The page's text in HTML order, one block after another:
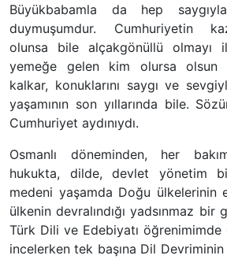
Büyükbabamla da hep
duymuşumdur. Cumhuriyetin
olunsa bile alçakgönüllü olmayı
yemeğe gelen kim olursa olsun
kalkar, konuklarını saygı ve
yaşamının son yıllarında bile.
Cumhuriyet aydınıydı.
Osmanlı döneminden, her
hukukta, dilde, devlet yönetim
medeni yaşamda Doğu ülkelerinin
ülkenin devralındığı yadsınmaz
Türk Dili ve Edebiyatı öğrenimimde
incelerken tek başına Dil